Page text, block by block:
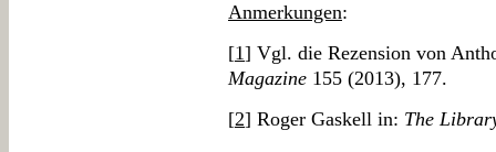
Anmerkungen:
[1] Vgl. die Rezension von
Magazine 155 (2013), 177.
[2] Roger Gaskell in: The